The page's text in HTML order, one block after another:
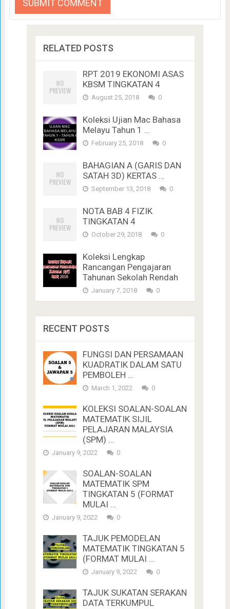
RELATED POSTS
RPT 2019 EKONOMI ASAS
KBSM TINGKATAN 4
August 25, 2018 0
Koleksi Ujian Mac Bahasa
Melayu Tahun 1 …
February 25, 2018 0
BAHAGIAN A (GARIS DAN
SATAH 3D) KERTAS …
September 13, 2018 0
NOTA BAB 4 FIZIK
TINGKATAN 4
October 29, 2018 0
Koleksi Lengkap
Rancangan Pengajaran
Tahunan Sekolah Rendah
January 7, 2018 0
RECENT POSTS
FUNGSI DAN PERSAMAAN
KUADRATIK DALAM SATU
PEMBOLEH …
March 1, 2022 0
KOLEKSI SOALAN-SOALAN
MATEMATIK SIJIL
PELAJARAN MALAYSIA
(SPM) …
January 9, 2022 0
SOALAN-SOALAN
MATEMATIK SPM
TINGKATAN 5 (FORMAT
MULAI …
January 9, 2022 0
TAJUK PEMODELAN
MATEMATIK TINGKATAN 5
(FORMAT MULAI …
January 9, 2022 0
TAJUK SUKATAN SERAKAN
DATA TERKUMPUL